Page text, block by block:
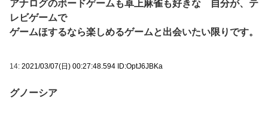
アナログのボードゲームも卓上麻雀も好きな 自分が、テ
レビゲームで
ゲームほするなら楽しめるゲームと出会いたい限りです。
14: 2021/03/07(日) 00:27:48.594 ID:OptJ6JBKa
グノーシア